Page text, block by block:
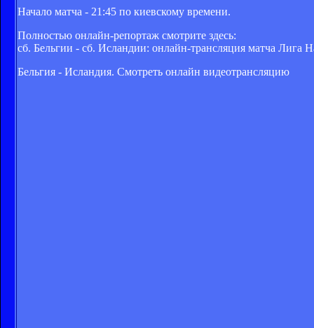
Начало матча - 21:45 по киевскому времени.
Полностью онлайн-репортаж смотрите здесь:
сб. Бельгии - сб. Исландии: онлайн-трансляция матча Лига
Бельгия - Исландия. Смотреть онлайн видеотрансляцию